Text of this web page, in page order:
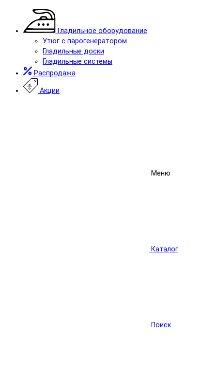
Гладильное оборудование
Утюг с парогенератором
Гладильные доски
Гладильные системы
Распродажа
Акции
Меню
Каталог
Поиск